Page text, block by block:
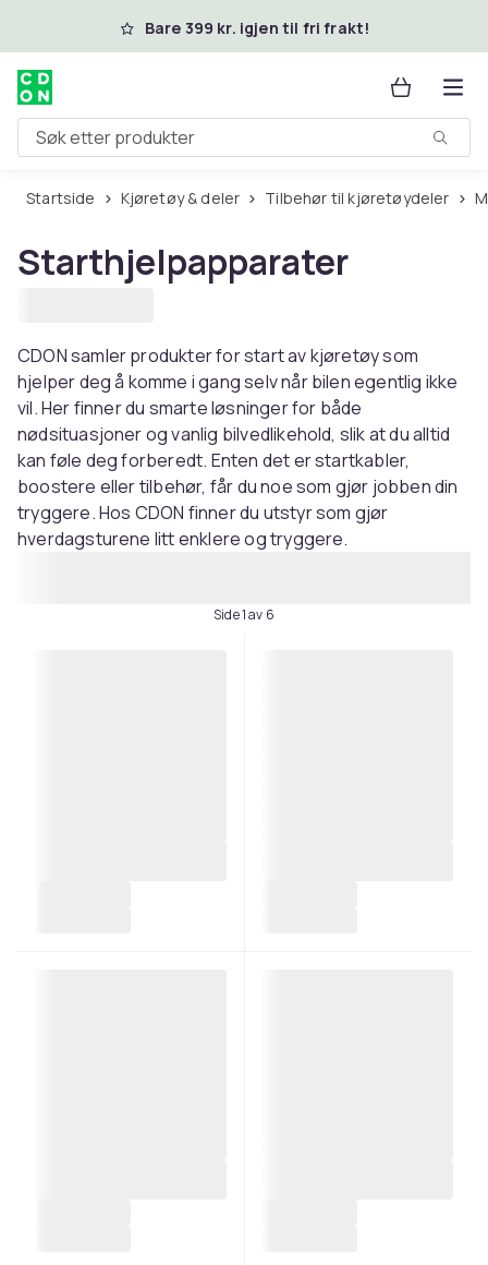
Hopp til hovedinnholdBare 399 kr. igjen til fri frakt!
Søk etter produkter
Startside Kjøretøy & deler Tilbehør til kjøretøydeler
Starthjelpapparater
CDON samler produkter for start av kjøretøy som
hjelper deg å komme i gang selv når bilen egentlig ikke
vil. Her finner du smarte løsninger for både
nødsituasjoner og vanlig bilvedlikehold, slik at du alltid
kan føle deg forberedt. Enten det er startkabler,
boostere eller tilbehør, får du noe som gjør jobben din
tryggere. Hos CDON finner du utstyr som gjør
hverdagsturene litt enklere og tryggere.
Side 1 av 6